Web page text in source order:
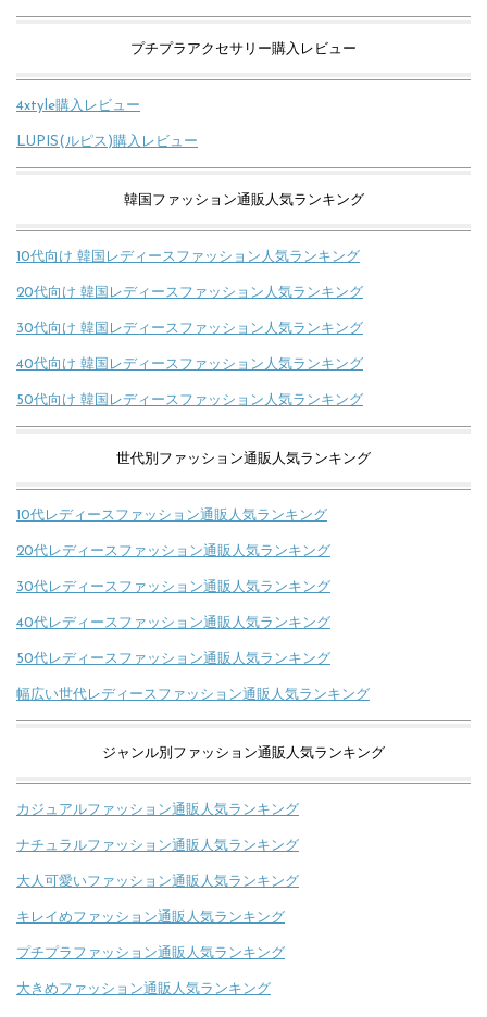
プチプラアクセサリー購入レビュー
4xtyle購入レビュー
LUPIS(ルピス)購入レビュー
韓国ファッション通販人気ランキング
10代向け 韓国レディースファッション人気ランキング
20代向け 韓国レディースファッション人気ランキング
30代向け 韓国レディースファッション人気ランキング
40代向け 韓国レディースファッション人気ランキング
50代向け 韓国レディースファッション人気ランキング
世代別ファッション通販人気ランキング
10代レディースファッション通販人気ランキング
20代レディースファッション通販人気ランキング
30代レディースファッション通販人気ランキング
40代レディースファッション通販人気ランキング
50代レディースファッション通販人気ランキング
幅広い世代レディースファッション通販人気ランキング
ジャンル別ファッション通販人気ランキング
カジュアルファッション通販人気ランキング
ナチュラルファッション通販人気ランキング
大人可愛いファッション通販人気ランキング
キレイめファッション通販人気ランキング
プチプラファッション通販人気ランキング
大きめファッション通販人気ランキング